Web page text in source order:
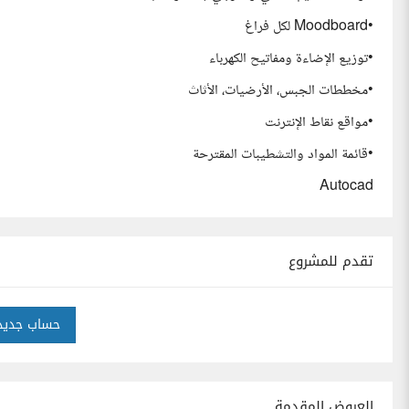
•Moodboard لكل فراغ
•توزيع الإضاءة ومفاتيح الكهرباء
•مخططات الجبس، الأرضيات، الأثاث
•مواقع نقاط الإنترنت
•قائمة المواد والتشطيبات المقترحة
Autocad
تقدم للمشروع
حساب